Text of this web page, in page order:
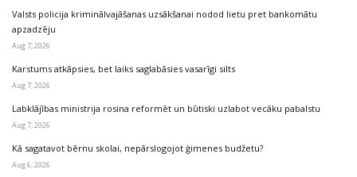
Valsts policija kriminālvajāšanas uzsākšanai nodod lietu pret bankomātu
apzadzēju
Aug 7, 2026
Karstums atkāpsies, bet laiks saglabāsies vasarīgi silts
Aug 7, 2026
Labklājības ministrija rosina reformēt un būtiski uzlabot vecāku pabalstu
Aug 7, 2026
Kā sagatavot bērnu skolai, nepārslogojot ģimenes budžetu?
Aug 6, 2026